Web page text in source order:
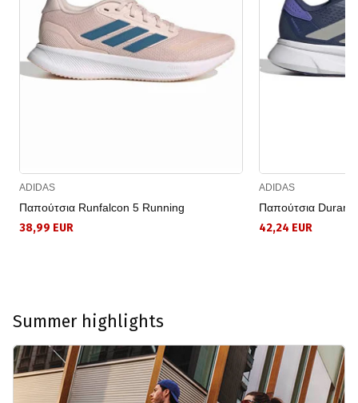
ADIDAS
Παπούτσια Runfalcon 5 Running
38,99 EUR
ADIDAS
Παπούτσια
42,24 EUR
Summer highlights